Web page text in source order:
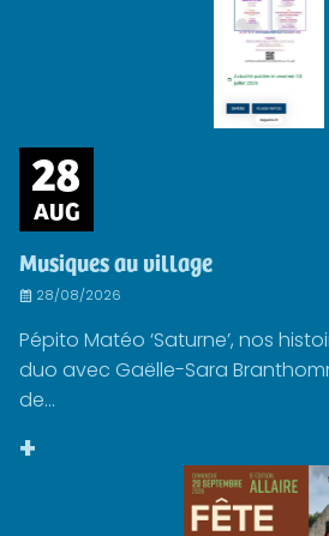
28
AUG
Musiques au village
28/08/2026
Pépito Matéo ‘Saturne’, nos
duo avec Gaëlle-Sara
de...
+